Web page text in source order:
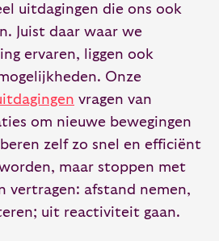
uitdagingen die ons ook
Juist daar waar we
ervaren, liggen ook
Onze
vragen van
om nieuwe bewegingen
zelf zo snel en efficiënt
maar stoppen met
vertragen: afstand nemen,
uit reactiviteit gaan.